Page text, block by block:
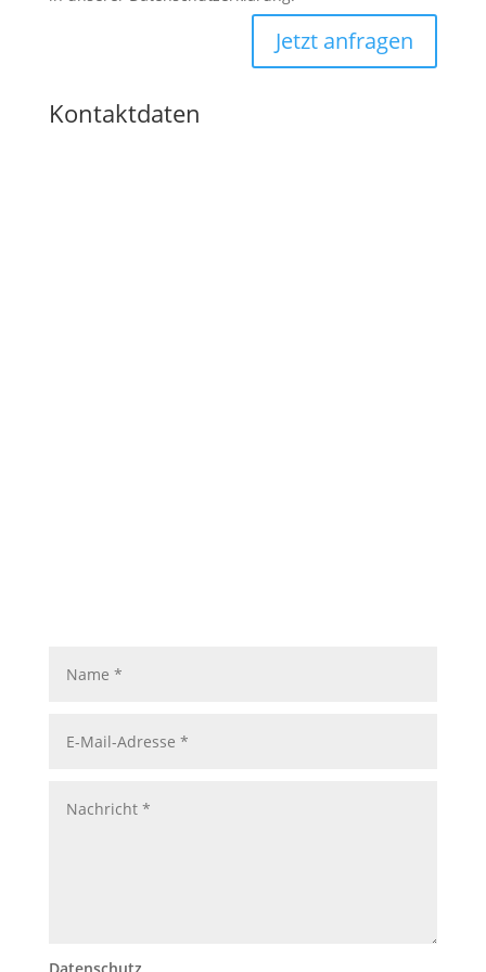
Jetzt anfragen
Kontaktdaten